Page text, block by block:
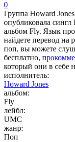
0
Группа Howard
опубликовала
альбом Fly. Язык
найдете перевод на
поп, вы можете
бесплатно,
который они в себе
исполнитель:
Howard Jones
альбом:
Fly
лейбл:
UMC
жанр:
Поп